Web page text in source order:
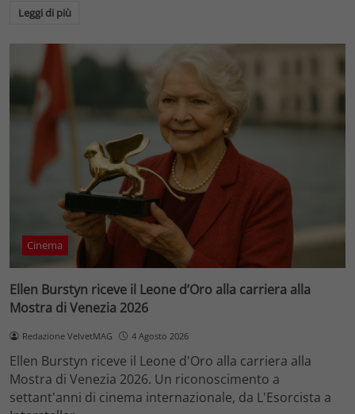
Leggi di più
Cinema
Ellen Burstyn riceve il Leone d’Oro alla carriera alla
Mostra di Venezia 2026
Redazione VelvetMAG 4 Agosto 2026
Ellen Burstyn riceve il Leone d'Oro alla carriera alla
Mostra di Venezia 2026. Un riconoscimento a
settant'anni di cinema internazionale, da L'Esorcista a